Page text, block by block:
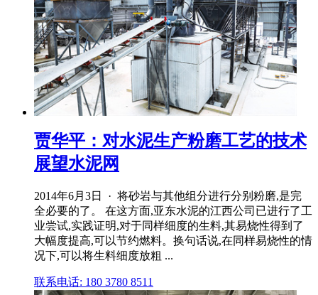
贾华平：对水泥生产粉磨工艺的技术
展望水泥网
2014年6月3日 · 将砂岩与其他组分进行分别粉磨,是完
全必要的了。 在这方面,亚东水泥的江西公司已进行了工
业尝试,实践证明,对于同样细度的生料,其易烧性得到了
大幅度提高,可以节约燃料。换句话说,在同样易烧性的情
况下,可以将生料细度放粗 ...
联系电话: 180 3780 8511